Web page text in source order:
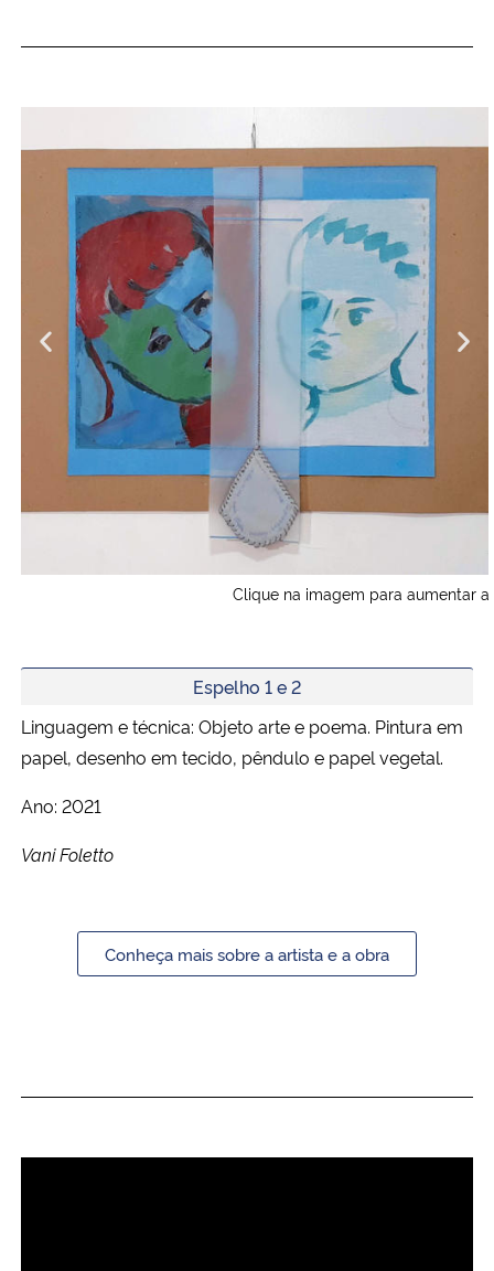
Clique na imagem para aumentar
Espelho 1 e 2
Linguagem e técnica: Objeto arte e poema. Pintura em
papel, desenho em tecido, pêndulo e papel vegetal.
Ano: 2021
Vani Foletto
Conheça mais sobre a artista e a obra